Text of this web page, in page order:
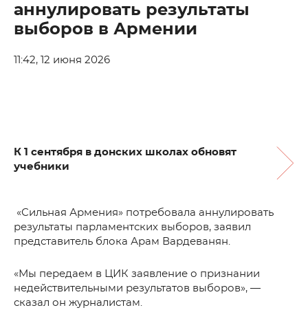
аннулировать результаты
выборов в Армении
11:42, 12 июня 2026
К 1 сентября в донских школах обновят
учебники
«Сильная Армения» потребовала аннулировать
результаты парламентских выборов, заявил
представитель блока Арам Вардеванян.
«Мы передаем в ЦИК заявление о признании
недействительными результатов выборов», —
сказал он журналистам.